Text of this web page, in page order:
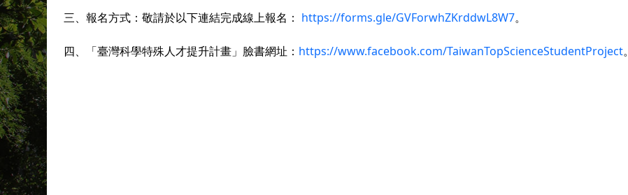
三、報名方式：敬請於以下連結完成線上報名： https://forms.gle/GVForwhZKrddwL8W7。
四、「臺灣科學特殊人才提升計畫」臉書網址： https://www.facebook.com/TaiwanTopScienceStudentProject。